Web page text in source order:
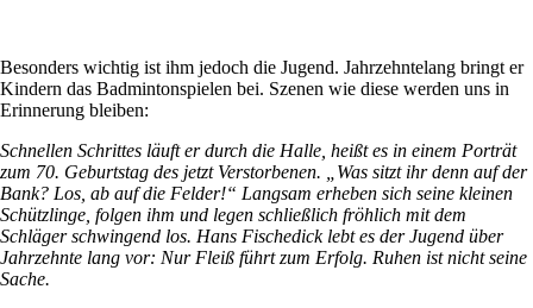
Besonders wichtig ist ihm jedoch die Jugend. Jahrzehntelang bringt er
Kindern das Badmintonspielen bei. Szenen wie diese werden uns in
Erinnerung bleiben:
Schnellen Schrittes läuft er durch die Halle, heißt es in einem Porträt
zum 70. Geburtstag des jetzt Verstorbenen. „Was sitzt ihr denn auf der
Bank? Los, ab auf die Felder!“ Langsam erheben sich seine kleinen
Schützlinge, folgen ihm und legen schließlich fröhlich mit dem
Schläger schwingend los. Hans Fischedick lebt es der Jugend über
Jahrzehnte lang vor: Nur Fleiß führt zum Erfolg. Ruhen ist nicht seine
Sache.